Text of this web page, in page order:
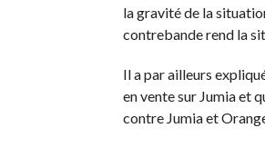
la gravité de la
contrebande rend la
Il a par ailleurs
en vente sur Jumia et
contre Jumia et